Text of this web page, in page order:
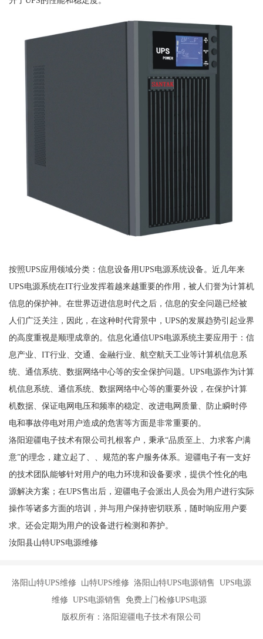
按照UPS应用领域分类：信息设备用UPS电源系统设备。近几年来
UPS电源系统在IT行业发挥着越来越重要的作用，被人们誉为计算机
信息的保护神。在世界迈进信息时代之后，信息的安全问题已经被
人们广泛关注，因此，在这种时代背景中，UPS的发展趋势引起业界
的高度重视是顺理成章的。信息化通信UPS电源系统主要应用于：信
息产业、IT行业、交通、金融行业、航空航天工业等计算机信息系
统、通信系统、数据网络中心等的安全保护问题。UPS电源作为计算
机信息系统、通信系统、数据网络中心等的重要外设，在保护计算
机数据、保证电网电压和频率的稳定、改进电网质量、防止瞬时停
电和事故停电对用户造成的危害等方面是非常重要的。
洛阳迎疆电子技术有限公司扎根客户，秉承“品质至上、力求客户满
意”的理念，建立起了、、规范的客户服务体系。迎疆电子有一支好
的技术团队能够针对用户的电力环境和设备要求，提供个性化的电
源解决方案；在UPS售出后，迎疆电子会派出人员会为用户进行实际
操作等诸多方面的培训，并与用户保持密切联系，随时响应用户要
求。还会定期为用户的设备进行检测和养护。
汝阳县山特UPS电源维修
洛阳山特UPS维修 山特UPS维修 洛阳山特UPS电源销售 UPS电源
维修 UPS电源销售 免费上门检修UPS电源
版权所有：洛阳迎疆电子技术有限公司